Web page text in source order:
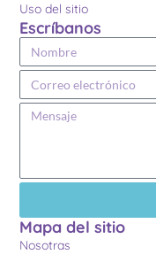
Uso del sitio
Escríbanos
Mapa del sitio
Nosotras